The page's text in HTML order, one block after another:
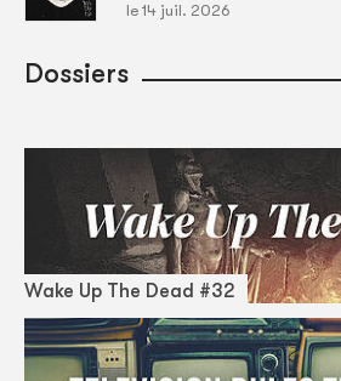
le 14 juil. 2026
Dossiers
Wake Up The Dead #32